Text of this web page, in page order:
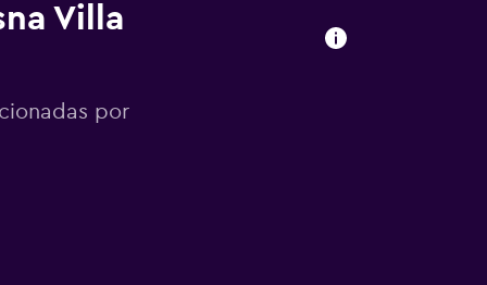
Villa
por